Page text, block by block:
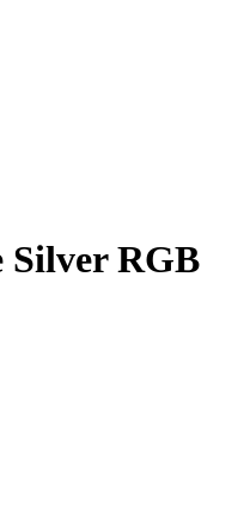
Silver RGB